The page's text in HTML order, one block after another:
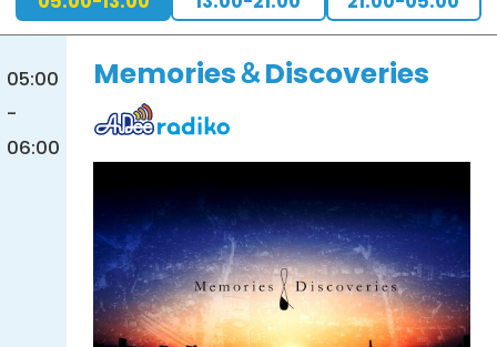
05:00
-
06:00
Memories＆Discoveries